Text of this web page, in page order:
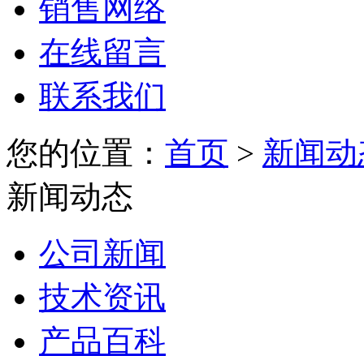
销售网络
在线留言
联系我们
您的位置： 首页 > 新闻
新闻动态
公司新闻
技术资讯
产品百科